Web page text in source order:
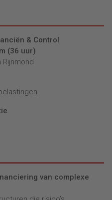
& Control
(36 uur)
van complexe